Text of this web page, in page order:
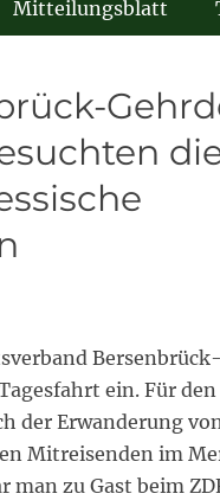
Mitteilungsblatt
ein. Für
der Erwanderung
Mitreisenden im
zu Gast beim